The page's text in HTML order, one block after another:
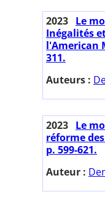
2023 Le
Inégalités
l'American
311.
Auteurs :
2023 Le
réforme
p. 599-621.
Auteur :